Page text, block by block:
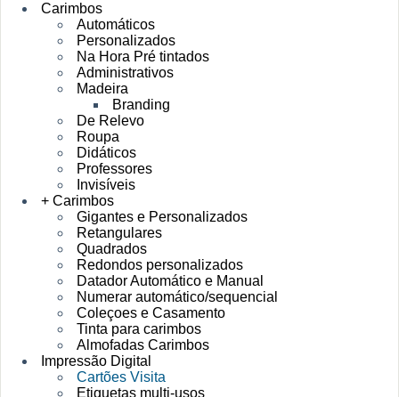
Carimbos
Automáticos
Personalizados
Na Hora Pré tintados
Administrativos
Madeira
Branding
De Relevo
Roupa
Didáticos
Professores
Invisíveis
+ Carimbos
Gigantes e Personalizados
Retangulares
Quadrados
Redondos personalizados
Datador Automático e Manual
Numerar automático/sequencial
Coleçoes e Casamento
Tinta para carimbos
Almofadas Carimbos
Impressão Digital
Cartões Visita
Etiquetas multi-usos